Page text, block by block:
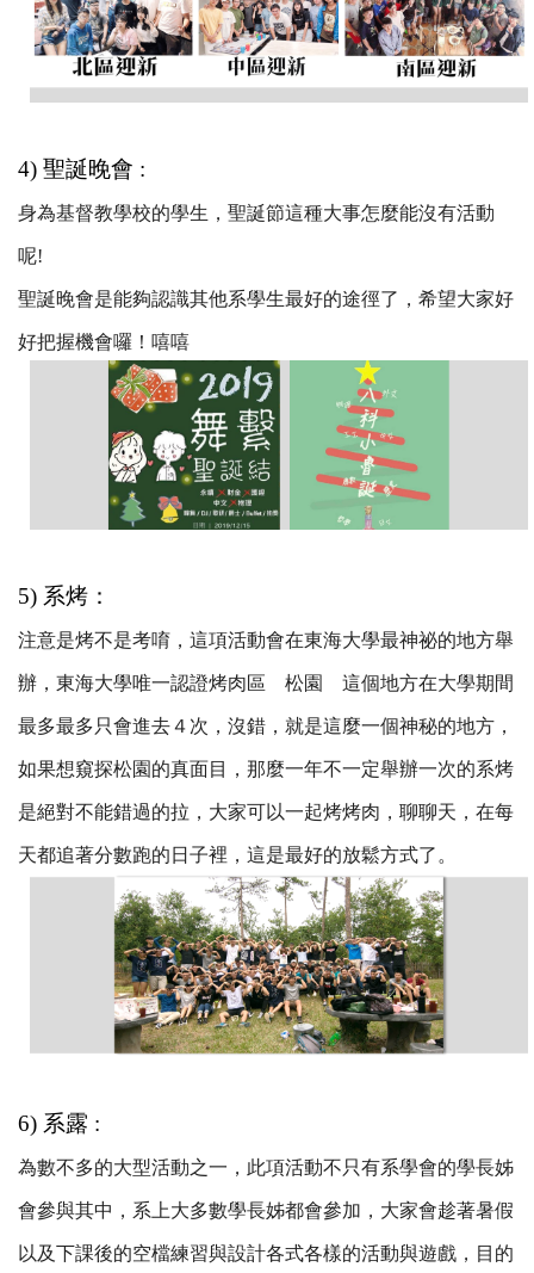
4) 聖誕晚會 :
身為基督教學校的學生，聖誕節這種大事怎麼能沒有活動
呢!
聖誕晚會是能夠認識其他系學生最好的途徑了，希望大家好
好把握機會囉！嘻嘻
5) 系烤：
注意是烤不是考唷，這項活動會在東海大學最神祕的地方舉
辦，東海大學唯一認證烤肉區 松園 這個地方在大學期間
最多最多只會進去４次，沒錯，就是這麼一個神秘的地方，
如果想窺探松園的真面目，那麼一年不一定舉辦一次的系烤
是絕對不能錯過的拉，大家可以一起烤烤肉，聊聊天，在每
天都追著分數跑的日子裡，這是最好的放鬆方式了。
6) 系露 :
為數不多的大型活動之一，此項活動不只有系學會的學長姊
會參與其中，系上大多數學長姊都會參加，大家會趁著暑假
以及下課後的空檔練習與設計各式各樣的活動與遊戲，目的